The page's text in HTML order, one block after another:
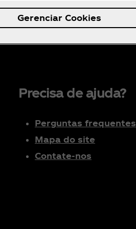
Precisa de ajuda?
Perguntas frequentes
Mapa do site
Contate-nos
Gerenciar Cookies